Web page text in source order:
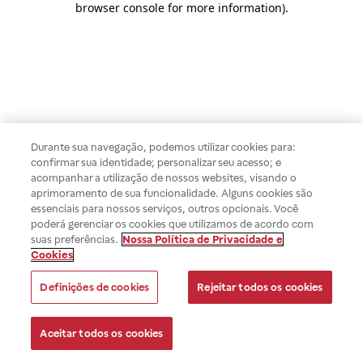
browser console for more information).
Durante sua navegação, podemos utilizar cookies para:
confirmar sua identidade; personalizar seu acesso; e
acompanhar a utilização de nossos websites, visando o
aprimoramento de sua funcionalidade. Alguns cookies são
essenciais para nossos serviços, outros opcionais. Você
poderá gerenciar os cookies que utilizamos de acordo com
suas preferências. Nossa Política de Privacidade e
Cookies
Definições de cookies Rejeitar todos os cookies
Aceitar todos os cookies